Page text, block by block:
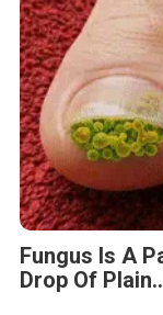
Fungus Is A
Drop Of